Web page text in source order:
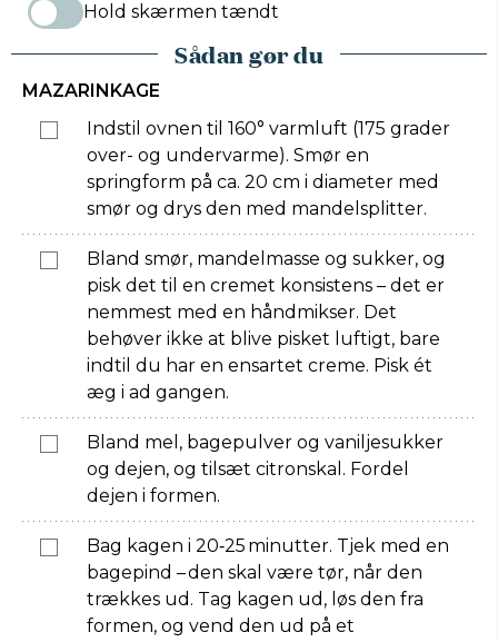
Hold skærmen tændt
Sådan gør du
MAZARINKAGE
Indstil ovnen til 160° varmluft (175 grader
over- og undervarme). Smør en
springform på ca. 20 cm i diameter med
smør og drys den med mandelsplitter.
Bland smør, mandelmasse og sukker, og
pisk det til en cremet konsistens – det er
nemmest med en håndmikser. Det
behøver ikke at blive pisket luftigt, bare
indtil du har en ensartet creme. Pisk ét
æg i ad gangen.
Bland mel, bagepulver og vaniljesukker
og dejen, og tilsæt citronskal. Fordel
dejen i formen.
Bag kagen i 20‑25 minutter. Tjek med en
bagepind – den skal være tør, når den
trækkes ud. Tag kagen ud, løs den fra
formen, og vend den ud på et